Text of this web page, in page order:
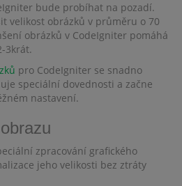
bude probíhat na pozadí.
velikost obrázků v průměru o 70
obrázků v CodeIgniter pomáhá
3krát.
pro CodeIgniter se snadno
speciální dovednosti a začne
nastavení.
zpracování grafického
jeho velikosti bez ztráty